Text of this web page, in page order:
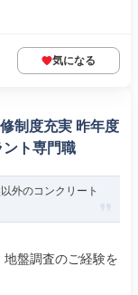
気になる
制度充実 昨年度
ント専門職
外のコンクリート
盤調査のご経験を